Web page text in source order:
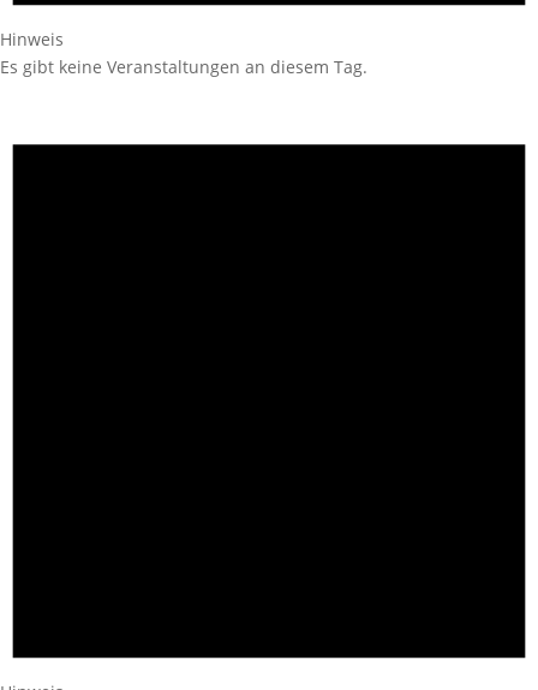
Hinweis
Es gibt keine Veranstaltungen an diesem Tag.